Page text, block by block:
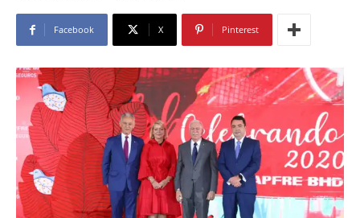
Facebook X Pinterest